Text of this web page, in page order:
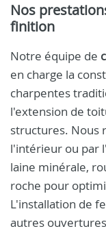
Nos
finition
Notre équipe de
en charge la
charpentes
l'extension de
structures. Nous
l'intérieur ou par
laine minérale,
roche pour
L'installation de
autres